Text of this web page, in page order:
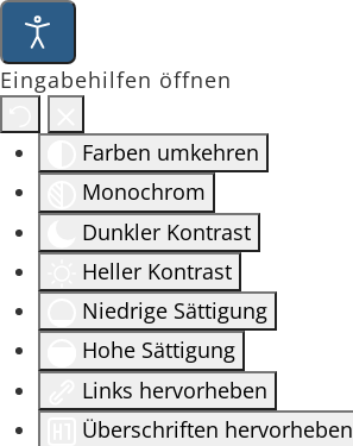
Eingabehilfen öffnen
Farben umkehren
Monochrom
Dunkler Kontrast
Heller Kontrast
Niedrige Sättigung
Hohe Sättigung
Links hervorheben
Überschriften hervorheben